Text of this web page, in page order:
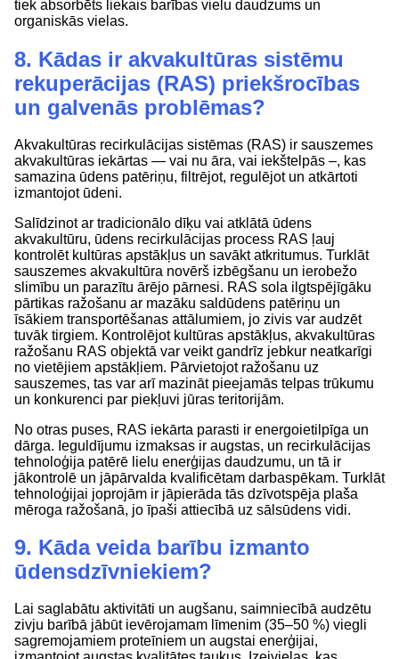
tiek absorbēts liekais barības vielu daudzums un
organiskās vielas.
8. Kādas ir akvakultūras sistēmu
rekuperācijas (RAS) priekšrocības
un galvenās problēmas?
Akvakultūras recirkulācijas sistēmas (RAS) ir sauszemes
akvakultūras iekārtas — vai nu āra, vai iekštelpās –, kas
samazina ūdens patēriņu, filtrējot, regulējot un atkārtoti
izmantojot ūdeni.
Salīdzinot ar tradicionālo dīķu vai atklātā ūdens
akvakultūru, ūdens recirkulācijas process RAS ļauj
kontrolēt kultūras apstākļus un savākt atkritumus. Turklāt
sauszemes akvakultūra novērš izbēgšanu un ierobežo
slimību un parazītu ārējo pārnesi. RAS sola ilgtspējīgāku
pārtikas ražošanu ar mazāku saldūdens patēriņu un
īsākiem transportēšanas attālumiem, jo zivis var audzēt
tuvāk tirgiem. Kontrolējot kultūras apstākļus, akvakultūras
ražošanu RAS objektā var veikt gandrīz jebkur neatkarīgi
no vietējiem apstākļiem. Pārvietojot ražošanu uz
sauszemes, tas var arī mazināt pieejamās telpas trūkumu
un konkurenci par piekļuvi jūras teritorijām.
No otras puses, RAS iekārta parasti ir energoietilpīga un
dārga. Ieguldījumu izmaksas ir augstas, un recirkulācijas
tehnoloģija patērē lielu enerģijas daudzumu, un tā ir
jākontrolē un jāpārvalda kvalificētam darbaspēkam. Turklāt
tehnoloģijai joprojām ir jāpierāda tās dzīvotspēja plaša
mēroga ražošanā, jo īpaši attiecībā uz sālsūdens vidi.
9. Kāda veida barību izmanto
ūdensdzīvniekiem?
Lai saglabātu aktivitāti un augšanu, saimniecībā audzētu
zivju barībā jābūt ievērojamam līmenim (35–50 %) viegli
sagremojamiem proteīniem un augstai enerģijai,